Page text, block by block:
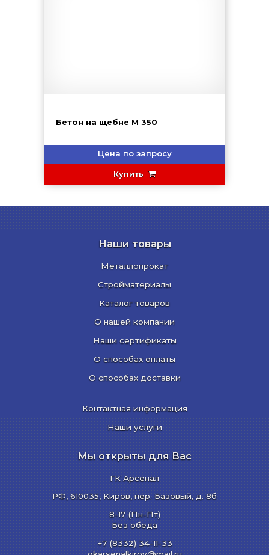
Бетон на щебне М 350
Цена по запросу
Купить
Наши товары
Металлопрокат
Стройматериалы
Каталог товаров
О нашей компании
Наши сертификаты
О способах оплаты
О способах доставки
Контактная информация
Наши услуги
Мы открыты для Вас
ГК Арсенал
РФ, 610035, Киров, пер. Базовый, д. 8б
8-17 (Пн-Пт)
Без обеда
+7 (8332) 34-11-33